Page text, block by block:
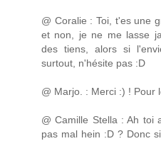
@ Coralie : Toi, t'es une
et non, je ne me lasse
des tiens, alors si
surtout, n'hésite pas :D
@ Marjo. : Merci :) ! Pour
@ Camille Stella : Ah toi
pas mal hein :D ? Donc